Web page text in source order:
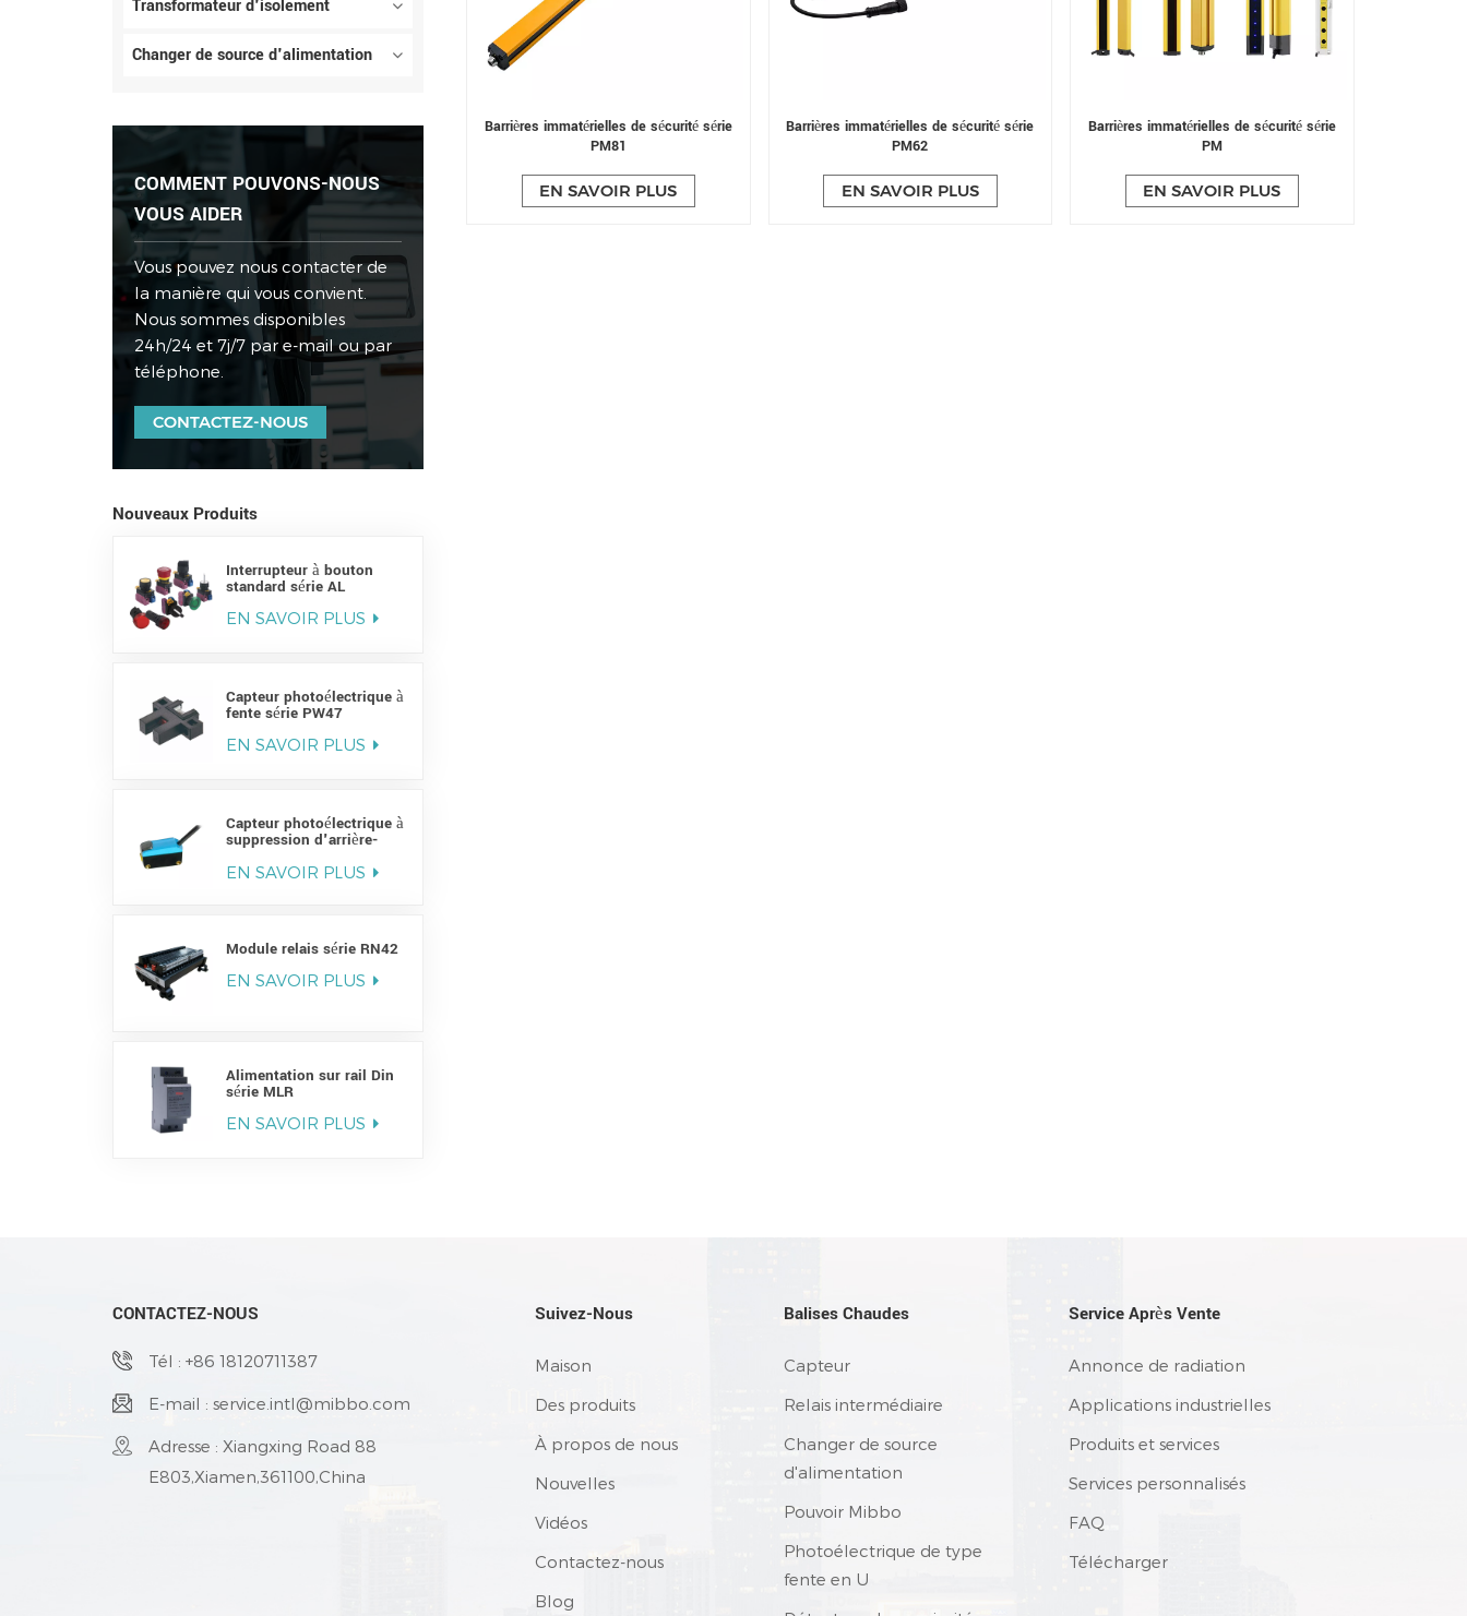
Transformateur d'isolement
Changer de source d'alimentation
COMMENT POUVONS-NOUS
VOUS AIDER
Vous pouvez nous contacter de
la manière qui vous convient.
Nous sommes disponibles
24h/24 et 7j/7 par e-mail ou par
téléphone.
CONTACTEZ-NOUS
Nouveaux Produits
Interrupteur à bouton
standard série AL
EN SAVOIR PLUS
Capteur photoélectrique à
fente série PW47
EN SAVOIR PLUS
Capteur photoélectrique à
suppression d'arrière-
EN SAVOIR PLUS
Module relais série RN42
EN SAVOIR PLUS
Alimentation sur rail Din
série MLR
EN SAVOIR PLUS
Barrières immatérielles de sécurité série
PM81
EN SAVOIR PLUS
Barrières immatérielles de sécurité série
PM62
EN SAVOIR PLUS
Barrières immatérielles de sécurité série
PM
EN SAVOIR PLUS
CONTACTEZ-NOUS
Tél : +86 18120711387
E-mail : service.intl@mibbo.com
Adresse : Xiangxing Road 88
E803,Xiamen,361100,China
Suivez-Nous
Maison
Des produits
À propos de nous
Nouvelles
Vidéos
Contactez-nous
Blog
Balises Chaudes
Capteur
Relais intermédiaire
Changer de source
d'alimentation
Pouvoir Mibbo
Photoélectrique de type
fente en U
Service Après Vente
Annonce de radiation
Applications industrielles
Produits et services
Services personnalisés
FAQ
Télécharger